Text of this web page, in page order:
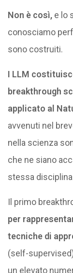
Non è così,e lo
conosciamo
sono costruiti.
I LLM
breakthrough
applicato al
avvenuti nel
nella scienza
che ne siano
stessa
Il primo
per
tecniche di
(self-
un elevato